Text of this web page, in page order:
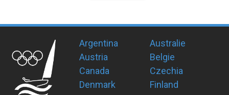
Argentina
Australie
Austria
Belgie
Canada
Czechia
Denmark
Finland